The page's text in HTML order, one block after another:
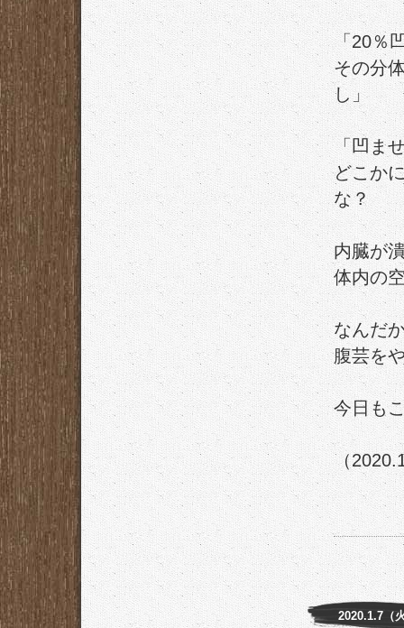
「20％
その分
し」
「凹ま
どこか
な？
内臓が
体内の
なんだ
腹芸を
今日も
（
2020.1.7（